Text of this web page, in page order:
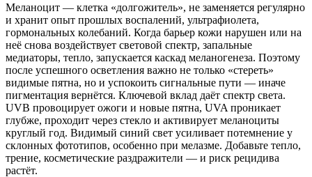
Меланоцит — клетка «долгожитель», не заменяется регулярно
и хранит опыт прошлых воспалений, ультрафиолета,
гормональных колебаний. Когда барьер кожи нарушен или на
неё снова воздействует световой спектр, запальные
медиаторы, тепло, запускается каскад меланогенеза. Поэтому
после успешного осветления важно не только «стереть»
видимые пятна, но и успокоить сигнальные пути — иначе
пигментация вернётся. Ключевой вклад даёт спектр света.
UVB провоцирует ожоги и новые пятна, UVA проникает
глубже, проходит через стекло и активирует меланоциты
круглый год. Видимый синий свет усиливает потемнение у
склонных фототипов, особенно при мелазме. Добавьте тепло,
трение, косметические раздражители — и риск рецидива
растёт.